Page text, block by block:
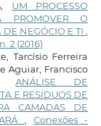
UM PROCESSO
PROMOVER O
NEGÓCIO E TI
2 (2016)
Tarcísio Ferreira
Aguiar, Francisco
ANÁLISE DE
E RESÍDUOS DE
CAMADAS DE
Conexões -